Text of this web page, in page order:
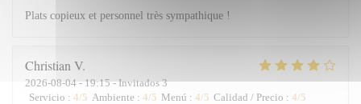
Plats copieux et personnel très sympathique !
Christian V
2026-08-04 - 19:15 - Invitados 3
Servicio : 4/5 Ambiente : 4/5 Menú : 4/5 Calidad / Precio : 4/5